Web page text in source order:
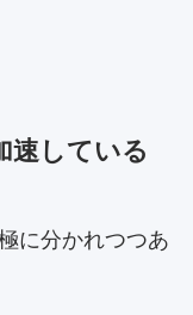
速している
に分かれつつあ